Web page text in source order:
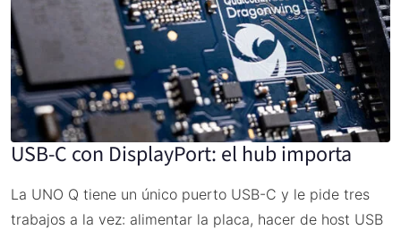
USB-C con DisplayPort: el hub importa
La UNO Q tiene un único puerto USB-C y le pide tres
trabajos a la vez: alimentar la placa, hacer de host USB